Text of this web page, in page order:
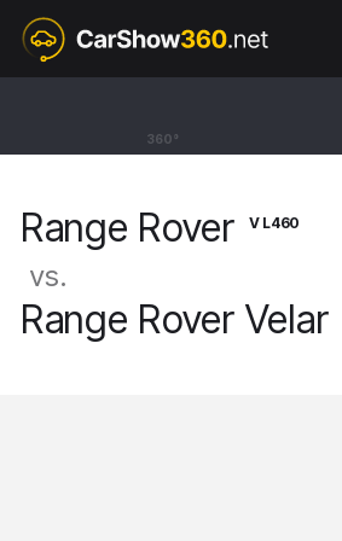
360°
Range Rover
Range Rover V L460
vs.
Range Rover Velar